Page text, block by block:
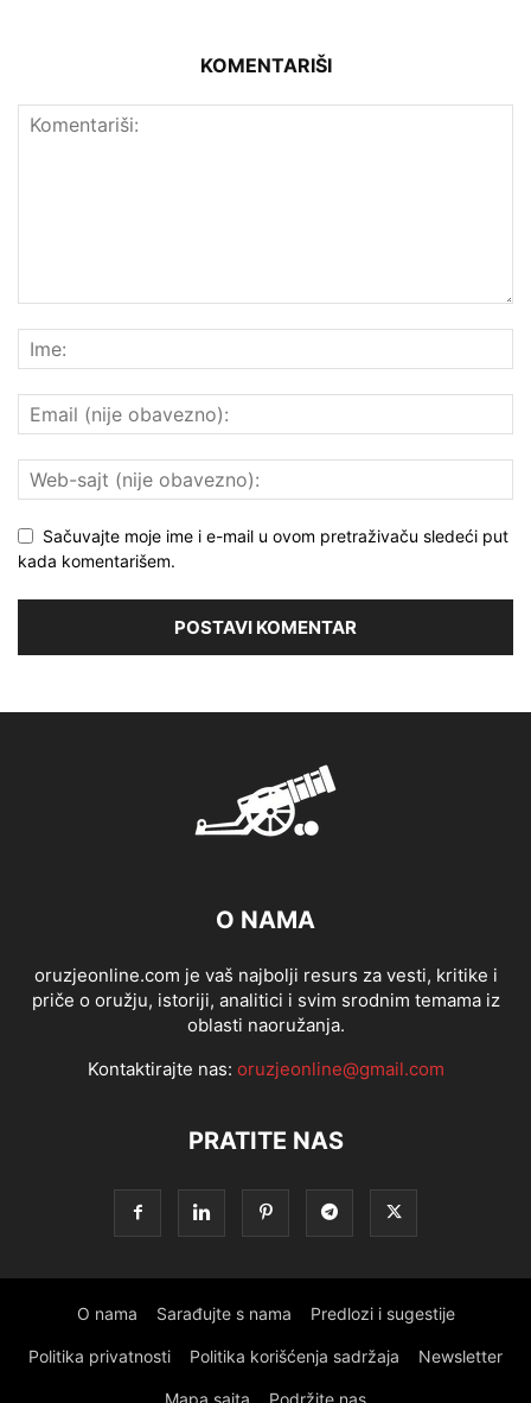
KOMENTARIŠI
Sačuvajte moje ime i e-mail u ovom pretraživaču sledeći put
kada komentarišem.
O NAMA
oruzjeonline.com je vaš najbolji resurs za vesti, kritike i
priče o oružju, istoriji, analitici i svim srodnim temama iz
oblasti naoružanja.
Kontaktirajte nas: oruzjeonline@gmail.com
PRATITE NAS
O nama Sarađujte s nama Predlozi i sugestije
Politika privatnosti Politika korišćenja sadržaja Newsletter
Mapa sajta Podržite nas